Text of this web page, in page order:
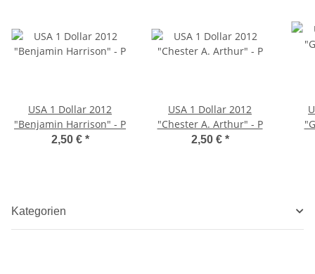
USA 1 Dollar 2012
"Benjamin Harrison" - P
2,50 € *
USA 1 Dollar 2012
"Chester A. Arthur" - P
2,50 € *
Kategorien